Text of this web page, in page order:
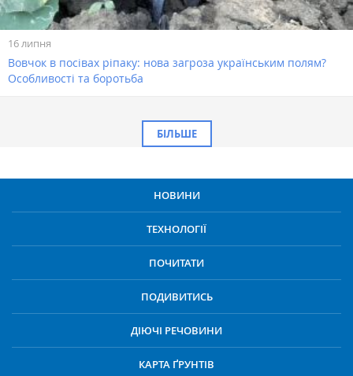
16 липня
Вовчок в посівах ріпаку: нова загроза українським полям?
Особливості та боротьба
БІЛЬШЕ
НОВИНИ
ТЕХНОЛОГІЇ
ПОЧИТАТИ
ПОДИВИТИСЬ
ДІЮЧІ РЕЧОВИНИ
КАРТА ҐРУНТІВ